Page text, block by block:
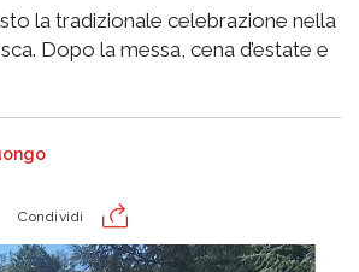
la tradizionale celebrazione nella
Dopo la messa, cena d’estate e
Condividi